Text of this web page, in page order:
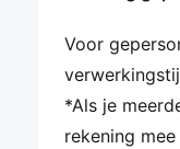
Voor
*Als je
rekening